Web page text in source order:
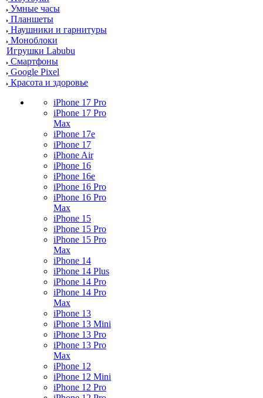
Умные часы
Планшеты
Наушники и гарнитуры
Моноблоки
Игрушки Labubu
Смартфоны
Google Pixel
Красота и здоровье
iPhone 17 Pro
iPhone 17 Pro
Max
iPhone 17e
iPhone 17
iPhone Air
iPhone 16
iPhone 16e
iPhone 16 Pro
iPhone 16 Pro
Max
iPhone 15
iPhone 15 Pro
iPhone 15 Pro
Max
iPhone 14
iPhone 14 Plus
iPhone 14 Pro
iPhone 14 Pro
Max
iPhone 13
iPhone 13 Mini
iPhone 13 Pro
iPhone 13 Pro
Max
iPhone 12
iPhone 12 Mini
iPhone 12 Pro